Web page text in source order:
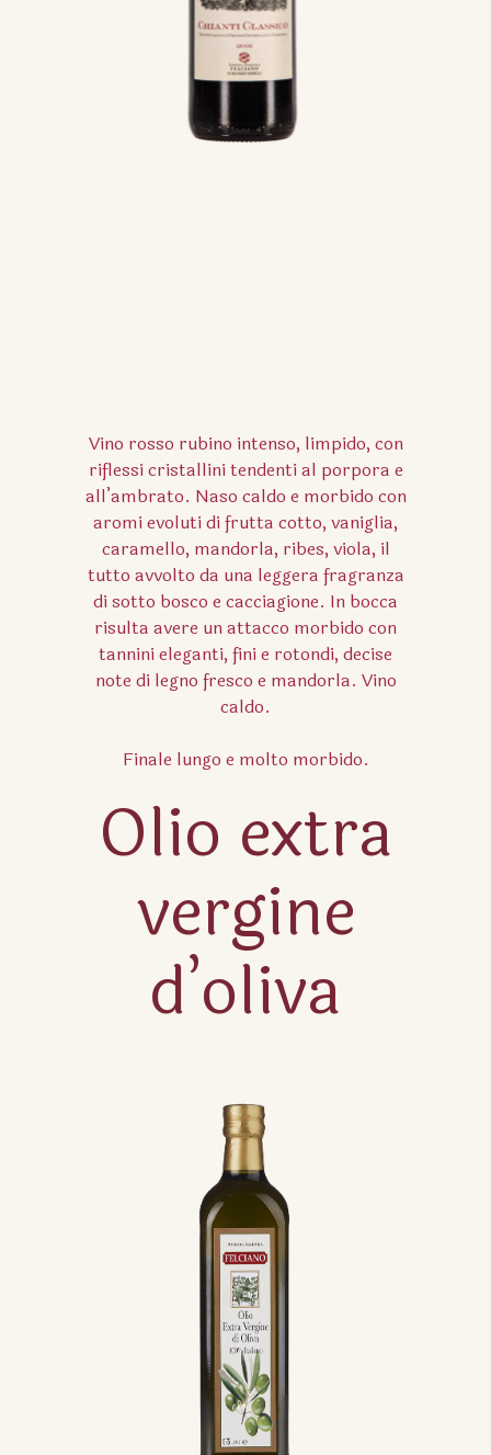
Vino rosso rubino intenso, limpido, con
riflessi cristallini tendenti al porpora e
all’ambrato. Naso caldo e morbido con
aromi evoluti di frutta cotto, vaniglia,
caramello, mandorla, ribes, viola, il
tutto avvolto da una leggera fragranza
di sotto bosco e cacciagione. In bocca
risulta avere un attacco morbido con
tannini eleganti, fini e rotondi, decise
note di legno fresco e mandorla. Vino
caldo.
Finale lungo e molto morbido.
Olio extra
vergine
d’oliva